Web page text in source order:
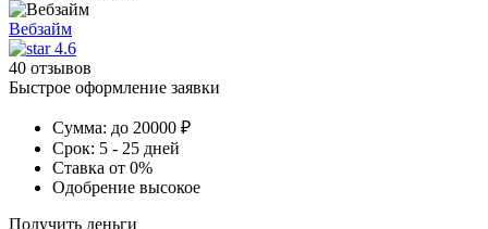
Вебзайм
4.6
40 отзывов
Быстрое оформление заявки
Сумма: до 20000 ₽
Срок: 5 - 25 дней
Ставка от 0%
Одобрение высокое
Получить деньги